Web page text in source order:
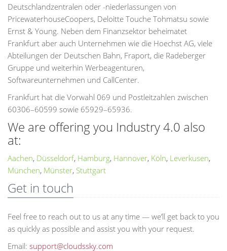
Deutschlandzentralen oder -niederlassungen von
PricewaterhouseCoopers, Deloitte Touche Tohmatsu sowie
Ernst & Young. Neben dem Finanzsektor beheimatet
Frankfurt aber auch Unternehmen wie die Hoechst AG, viele
Abteilungen der Deutschen Bahn, Fraport, die Radeberger
Gruppe und weiterhin Werbeagenturen,
Softwareunternehmen und CallCenter.
Frankfurt hat die Vorwahl 069 und Postleitzahlen zwischen
60306–60599 sowie 65929–65936.
We are offering you Industry 4.0 also
at:
Aachen, Düsseldorf, Hamburg, Hannover, Köln, Leverkusen,
München, Münster, Stuttgart
Get in touch
Feel free to reach out to us at any time — we’ll get back to you
as quickly as possible and assist you with your request.
Email: support@cloudssky.com